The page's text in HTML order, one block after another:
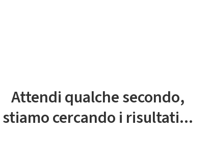
Attendi qualche secondo,
stiamo cercando i risultati...